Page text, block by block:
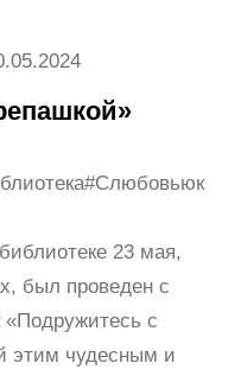
23 мая,
был проведен с
«Подружитесь с
этим чудесным и